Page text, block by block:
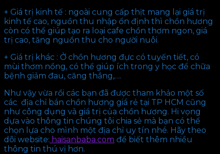
+ Giá trị kinh tế : ngoài cung cấp thịt mang lại giá trị
kinh tế cao, nguồn thu nhập ổn định thì chồn hương
còn có thể giúp tạo ra loại cafe chồn thơm ngon, giá
trị cao, tăng nguồn thu cho người nuôi.
+ Giá trị khác : Ở chồn hương đực có tuyến tiết, có
mùi thơm nồng, có thể giúp ích trong y học để chữa
bệnh giảm đau, căng thẳng,….
Như vậy vừa rồi các bạn đã được tham khảo một số
các địa chỉ bán chồn hương giá rẻ tại TP HCM cũng
như công dụng và giá trị của chồn hương. Hi vọng
dựa vào thông tin chúng tôi chia sẻ mà bạn có thể
chọn lựa cho mình một địa chỉ uy tín nhé. Hãy theo
dõi website: haisanbaba.com để biết thêm nhiều
thông tin thú vị hơn.